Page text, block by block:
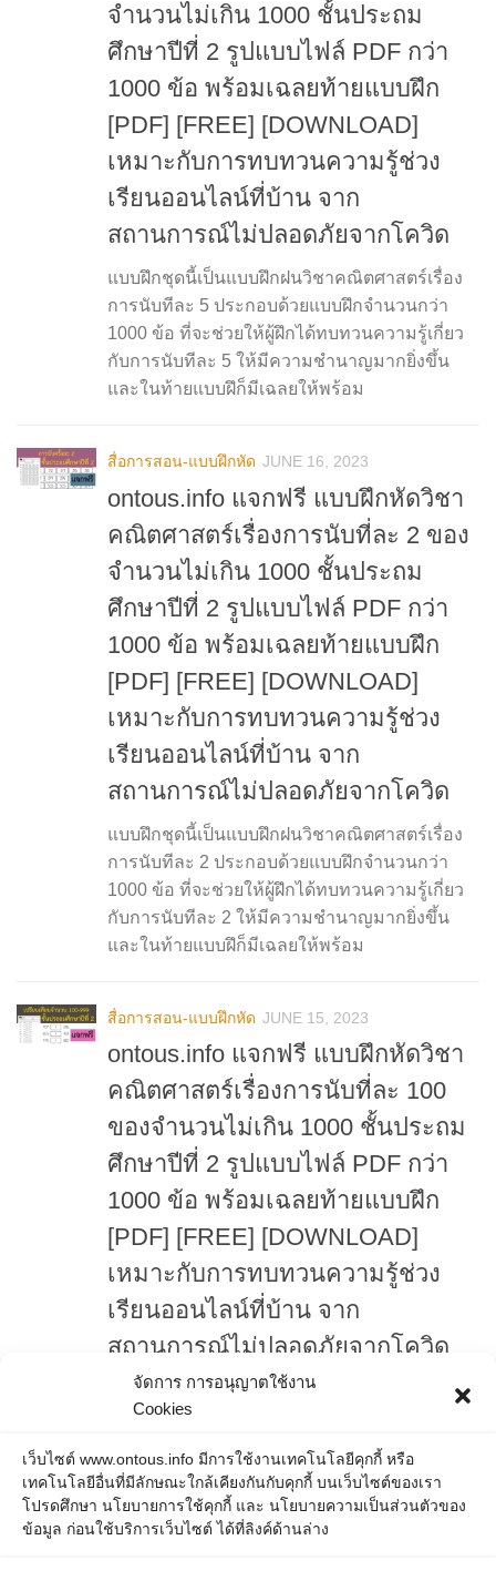
จัดการ การอนุญาตใช้งาน
Cookies
เว็บไซต์ www.ontous.info มีการใช้งานเทคโนโลยีคุกกี้ หรือ
เทคโนโลยีอื่นที่มีลักษณะใกล้เคียงกันกับคุกกี้ บนเว็บไซต์ของเรา
โปรดศึกษา นโยบายการใช้คุกกี้ และ นโยบายความเป็นส่วนตัวของ
ข้อมูล ก่อนใช้บริการเว็บไซต์ ได้ที่ลิงค์ด้านล่าง
จำนวนไม่เกิน 1000 ชั้นประถม
ศึกษาปีที่ 2 รูปแบบไฟล์ PDF กว่า
1000 ข้อ พร้อมเฉลยท้ายแบบฝึก
[PDF] [FREE] [DOWNLOAD]
เหมาะกับการทบทวนความรู้ช่วง
เรียนออนไลน์ที่บ้าน จาก
สถานการณ์ไม่ปลอดภัยจากโควิด
แบบฝึกชุดนี้เป็นแบบฝึกฝนวิชาคณิตศาสตร์เรื่อง
การนับทีละ 5 ประกอบด้วยแบบฝึกจำนวนกว่า
1000 ข้อ ที่จะช่วยให้ผู้ฝึกได้ทบทวนความรู้เกี่ยว
กับการนับทีละ 5 ให้มีความชำนาญมากยิ่งขึ้น
และในท้ายแบบฝึก็มีเฉลยให้พร้อม
สื่อการสอน-แบบฝึกหัด JUNE 16, 2023
ontous.info แจกฟรี แบบฝึกหัดวิชา
คณิตศาสตร์เรื่องการนับที่ละ 2 ของ
จำนวนไม่เกิน 1000 ชั้นประถม
ศึกษาปีที่ 2 รูปแบบไฟล์ PDF กว่า
1000 ข้อ พร้อมเฉลยท้ายแบบฝึก
[PDF] [FREE] [DOWNLOAD]
เหมาะกับการทบทวนความรู้ช่วง
เรียนออนไลน์ที่บ้าน จาก
สถานการณ์ไม่ปลอดภัยจากโควิด
แบบฝึกชุดนี้เป็นแบบฝึกฝนวิชาคณิตศาสตร์เรื่อง
การนับทีละ 2 ประกอบด้วยแบบฝึกจำนวนกว่า
1000 ข้อ ที่จะช่วยให้ผู้ฝึกได้ทบทวนความรู้เกี่ยว
กับการนับทีละ 2 ให้มีความชำนาญมากยิ่งขึ้น
และในท้ายแบบฝึก็มีเฉลยให้พร้อม
สื่อการสอน-แบบฝึกหัด JUNE 15, 2023
ontous.info แจกฟรี แบบฝึกหัดวิชา
คณิตศาสตร์เรื่องการนับที่ละ 100
ของจำนวนไม่เกิน 1000 ชั้นประถม
ศึกษาปีที่ 2 รูปแบบไฟล์ PDF กว่า
1000 ข้อ พร้อมเฉลยท้ายแบบฝึก
[PDF] [FREE] [DOWNLOAD]
เหมาะกับการทบทวนความรู้ช่วง
เรียนออนไลน์ที่บ้าน จาก
สถานการณ์ไม่ปลอดภัยจากโควิด
แบบฝึกชุดนี้เป็นแบบฝึกฝนวิชาคณิตศาสตร์เรื่อง
การนับทีละ 100 ประกอบด้วยแบบฝึกจำนวนกว่า
1000 ข้อ ที่จะช่วยให้ผู้ฝึกได้ทบทวนความรู้เกี่ยว
กับการนับทีละ 100 ให้มีความชำนาญมากยิ่งขึ้น
และในท้ายแบบฝึก็มีเฉลยให้พร้อม